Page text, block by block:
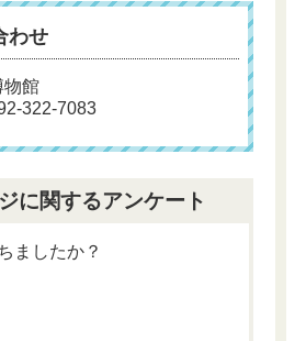
わせ
物館
322-7083
に関するアンケート
ましたか？